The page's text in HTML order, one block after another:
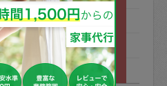
8時まで＝依頼金額の
間＝依頼金額の100%